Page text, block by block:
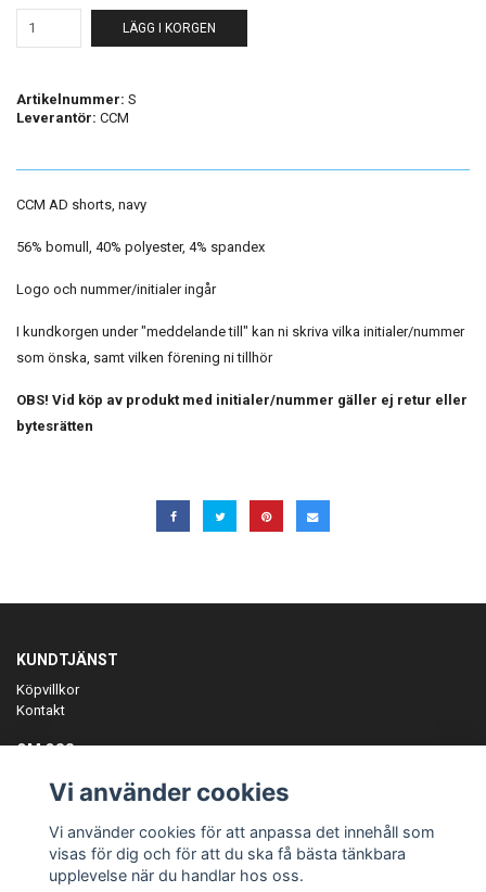
LÄGG I KORGEN
Artikelnummer: S
Leverantör: CCM
CCM AD shorts, navy
56% bomull, 40% polyester, 4% spandex
Logo och nummer/initialer ingår
I kundkorgen under "meddelande till" kan ni skriva vilka initialer/nummer
som önska, samt vilken förening ni tillhör
OBS! Vid köp av produkt med initialer/nummer gäller ej retur eller
bytesrätten
KUNDTJÄNST
Köpvillkor
Kontakt
OM OSS
ANMÄL DIG TILL VÅRT NYHETSBREV
Prenumerera
Vi använder cookies
Vi använder cookies för att anpassa det innehåll som
visas för dig och för att du ska få bästa tänkbara
upplevelse när du handlar hos oss.